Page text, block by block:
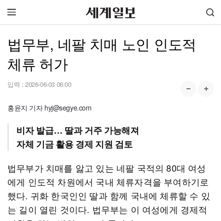
법무부, 네팔 치매 노인 인도적
체류 허가
입력 : 2026-06-03 06:00
홍윤지 기자 hyj@segye.com
비자 발급… 딸과 거주 가능해져
자체 기금 활용 경제 지원 검토
법무부가 치매를 앓고 있는 네팔 국적의 80대 여성
에게 인도적 차원에서 국내 체류자격을 부여하기로
했다. 귀화 한국인인 딸과 함께 국내에 체류할 수 있
는 길이 열린 것이다. 법무부는 이 여성에게 경제적